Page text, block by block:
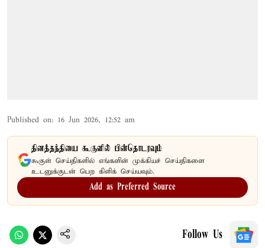
Published on: 16 Jun 2026, 12:52 am
தினத்தந்தியை கூகுளில் பின்தொடரவும்
கூகுள் செய்திகளில் எங்களின் முக்கியச் செய்திகளை
உடனுக்குடன் பெற கிளிக் செய்யவும்.
Add as Preferred Source
Follow Us